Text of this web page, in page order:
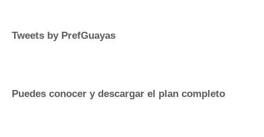
Tweets by PrefGuayas
Puedes conocer y descargar el plan completo